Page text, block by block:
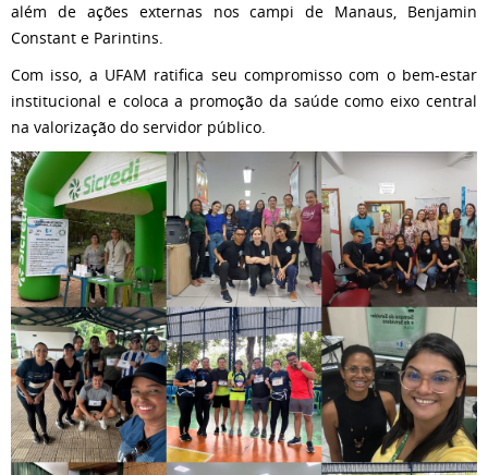
além de ações externas nos campi de Manaus, Benjamin
Constant e Parintins.
Com isso, a UFAM ratifica seu compromisso com o bem-estar
institucional e coloca a promoção da saúde como eixo central
na valorização do servidor público.